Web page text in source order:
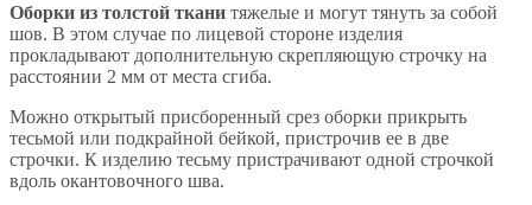
Оборки из толстой ткани тяжелые и могут тянуть за собой
шов. В этом случае по лицевой стороне изделия
прокладывают дополнительную скрепляющую строчку на
расстоянии 2 мм от места сгиба.
Можно открытый присборенный срез оборки прикрыть
тесьмой или подкрайной бейкой, пристрочив ее в две
строчки. К изделию тесьму пристрачивают одной строчкой
вдоль окантовочного шва.